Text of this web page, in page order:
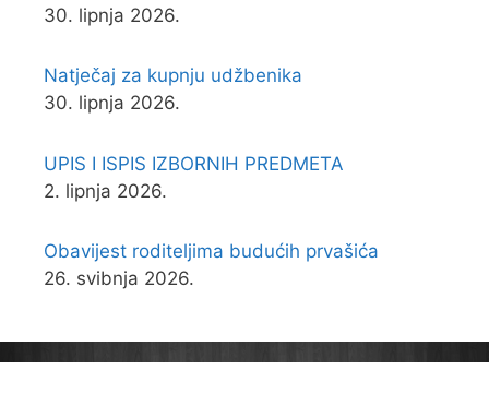
30. lipnja 2026.
Natječaj za kupnju udžbenika
30. lipnja 2026.
UPIS I ISPIS IZBORNIH PREDMETA
2. lipnja 2026.
Obavijest roditeljima budućih prvašića
26. svibnja 2026.